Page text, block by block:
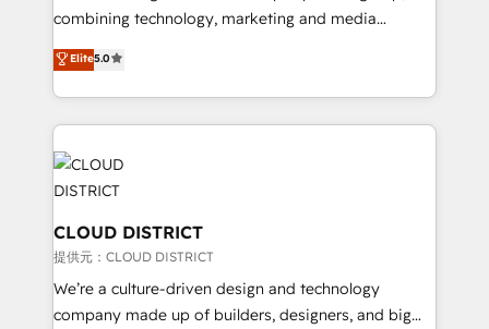
🏆 HubSpot Platform Migration Impact Award 🏆
Inbound Campaign of the Year 🏆 Gold AVA Digital
Award for Best Website 🌟 Accreditations: CRM
combining technology, marketing and media
expertise across Latin America and Southern
Europe, with teams across 7 countries. Born in Chile,
we combine local insight with international reach to
help businesses grow through technology, creativity,
AI and strategy. For over 12 years, we’ve delivered
500+ HubSpot implementations, building end-to-
end solutions that integrate CRM, AI automation,
inbound and loop marketing, content, and digital
creativity. Our multicultural team works in Spanish,
Portuguese, and English to design scalable strategies
that drive measurable growth. 🌎 Highlights: • 10+
Elite5.0
CLOUD DISTRICT
提供元：CLOUD DISTRICT
We’re a culture-driven design and technology
company made up of builders, designers, and big